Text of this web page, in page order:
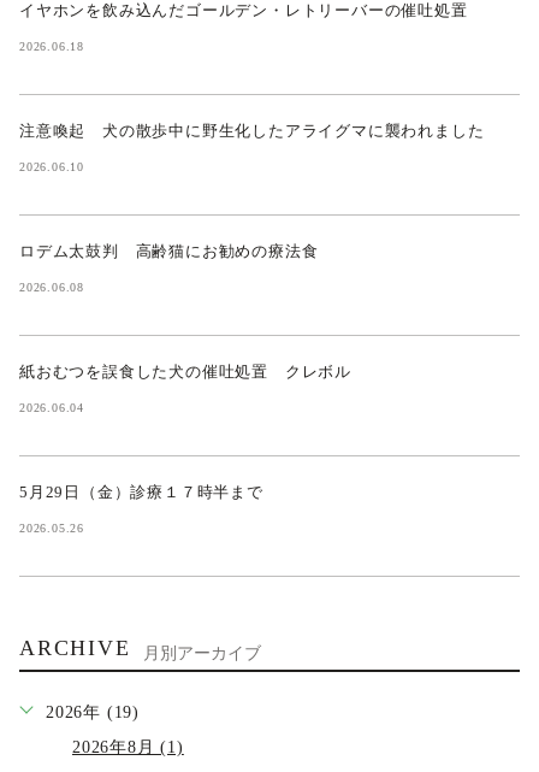
イヤホンを飲み込んだゴールデン・レトリーバーの催吐処置
2026.06.18
注意喚起 犬の散歩中に野生化したアライグマに襲われました
2026.06.10
ロデム太鼓判 高齢猫にお勧めの療法食
2026.06.08
紙おむつを誤食した犬の催吐処置 クレボル
2026.06.04
5月29日（金）診療１７時半まで
2026.05.26
ARCHIVE 月別アーカイブ
2026年 (19)
2026年8月 (1)